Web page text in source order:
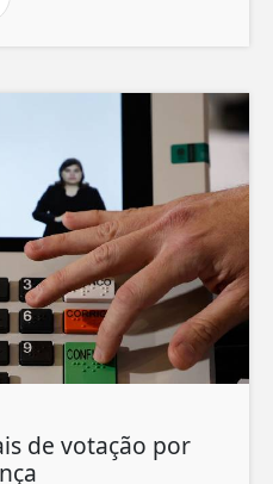
de votação por